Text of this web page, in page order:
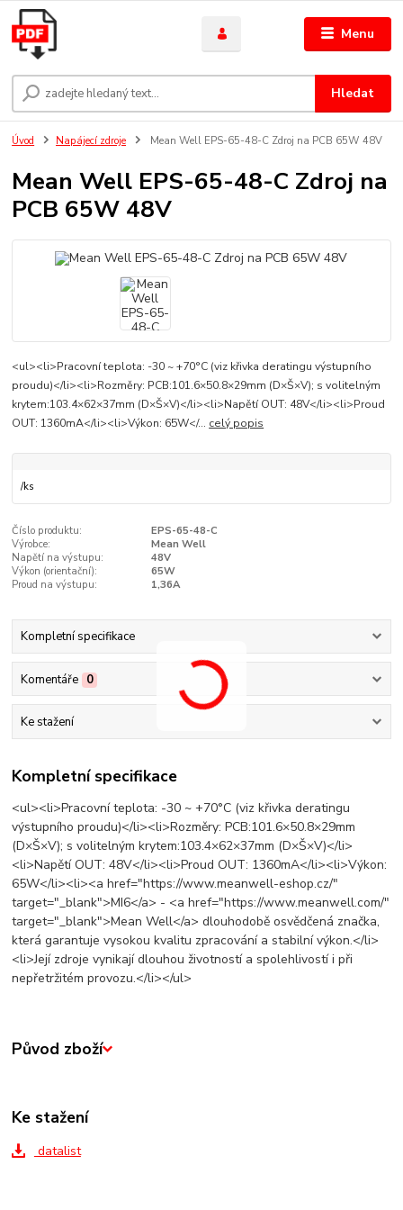
Menu
Hledat
Úvod Napájecí zdroje Mean Well EPS-65-48-C Zdroj na PCB 65W 48V
Mean Well EPS-65-48-C Zdroj na
PCB 65W 48V
<ul><li>Pracovní teplota: -30 ~ +70°C (viz křivka deratingu výstupního
proudu)</li><li>Rozměry: PCB:101.6×50.8×29mm (D×Š×V); s volitelným
krytem:103.4×62×37mm (D×Š×V)</li><li>Napětí OUT: 48V</li><li>Proud
OUT: 1360mA</li><li>Výkon: 65W</... celý popis
/ks
Číslo produktu:
EPS-65-48-C
Výrobce:
Mean Well
Napětí na výstupu:
48V
Výkon (orientační­):
65W
Proud na výstupu:
1,36A
Kompletní specifikace
Komentáře 0
Ke stažení
Kompletní specifikace
<ul><li>Pracovní teplota: -30 ~ +70°C (viz křivka deratingu
výstupního proudu)</li><li>Rozměry: PCB:101.6×50.8×29mm
(D×Š×V); s volitelným krytem:103.4×62×37mm (D×Š×V)</li>
<li>Napětí OUT: 48V</li><li>Proud OUT: 1360mA</li><li>Výkon:
65W</li><li><a href="https://www.meanwell-eshop.cz/"
target="_blank">MI6</a> - <a href="https://www.meanwell.com/"
target="_blank">Mean Well</a> dlouhodobě osvědčená značka,
která garantuje vysokou kvalitu zpracování a stabilní výkon.</li>
<li>Její zdroje vynikají dlouhou životností a spolehlivostí i při
nepřetržitém provozu.</li></ul>
Původ zboží
Ke stažení
datalist